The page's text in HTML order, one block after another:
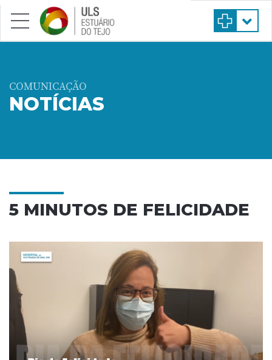
Saltar para conteúdo principal
COMUNICAÇÃO
NOTÍCIAS
5 MINUTOS DE FELICIDADE